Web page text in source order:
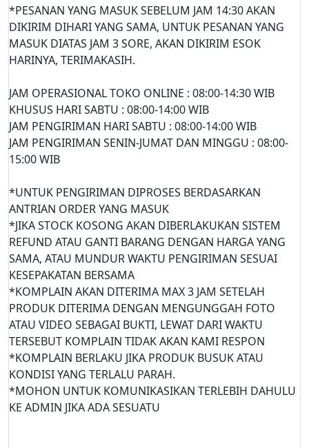
*PESANAN YANG MASUK SEBELUM JAM 14:30 AKAN
DIKIRIM DIHARI YANG SAMA, UNTUK PESANAN YANG
MASUK DIATAS JAM 3 SORE, AKAN DIKIRIM ESOK
HARINYA, TERIMAKASIH.
JAM OPERASIONAL TOKO ONLINE : 08:00-14:30 WIB
KHUSUS HARI SABTU : 08:00-14:00 WIB
JAM PENGIRIMAN HARI SABTU : 08:00-14:00 WIB
JAM PENGIRIMAN SENIN-JUMAT DAN MINGGU : 08:00-
15:00 WIB
*UNTUK PENGIRIMAN DIPROSES BERDASARKAN
ANTRIAN ORDER YANG MASUK
*JIKA STOCK KOSONG AKAN DIBERLAKUKAN SISTEM
REFUND ATAU GANTI BARANG DENGAN HARGA YANG
SAMA, ATAU MUNDUR WAKTU PENGIRIMAN SESUAI
KESEPAKATAN BERSAMA
*KOMPLAIN AKAN DITERIMA MAX 3 JAM SETELAH
PRODUK DITERIMA DENGAN MENGUNGGAH FOTO
ATAU VIDEO SEBAGAI BUKTI, LEWAT DARI WAKTU
TERSEBUT KOMPLAIN TIDAK AKAN KAMI RESPON
*KOMPLAIN BERLAKU JIKA PRODUK BUSUK ATAU
KONDISI YANG TERLALU PARAH.
*MOHON UNTUK KOMUNIKASIKAN TERLEBIH DAHULU
KE ADMIN JIKA ADA SESUATU